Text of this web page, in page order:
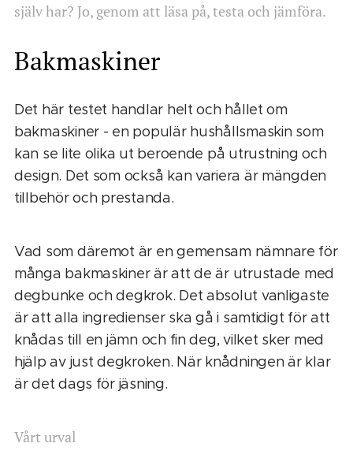
själv har? Jo, genom att läsa på, testa och jämföra.
Bakmaskiner
Det här testet handlar helt och hållet om
bakmaskiner - en populär hushållsmaskin som
kan se lite olika ut beroende på utrustning och
design. Det som också kan variera är mängden
tillbehör och prestanda.
Vad som däremot är en gemensam nämnare för
många bakmaskiner är att de är utrustade med
degbunke och degkrok. Det absolut vanligaste
är att alla ingredienser ska gå i samtidigt för att
knådas till en jämn och fin deg, vilket sker med
hjälp av just degkroken. När knådningen är klar
är det dags för jäsning.
Vårt urval